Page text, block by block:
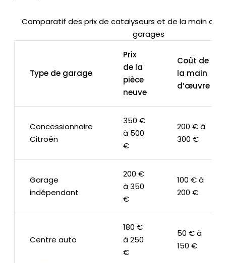
Comparatif des prix de catalyseurs et de la main
garages
Type de garage
Prix
de la
pièce
neuve
Coût de
la main
d’œuvre
Concessionnaire
Citroën
350 €
à 500
€
200 € à
300 €
Garage
indépendant
200 €
à 350
€
100 € à
200 €
Centre auto
180 €
à 250
€
50 € à
150 €